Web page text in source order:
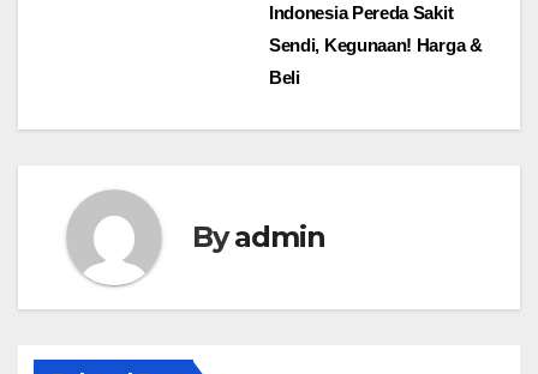
Indonesia Pereda Sakit
Sendi, Kegunaan! Harga &
Beli
Byadmin